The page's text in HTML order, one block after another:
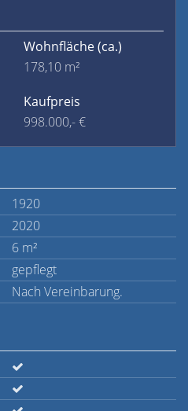
Wohnfläche(ca.)
178,10 m²
Kaufpreis
998.000,- €
1920
2020
6 m²
gepflegt
Nach Vereinbarung.